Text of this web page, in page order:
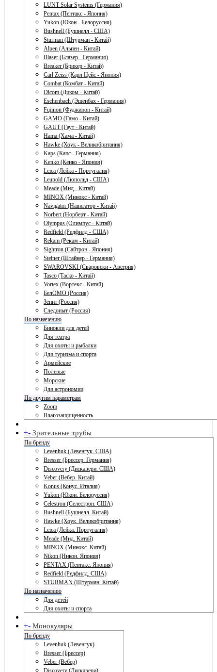
LUNT Solar Systems (Германия)
Pentax (Пентакс - Япония)
Yukon (Юкон - Белоруссия)
Bushnell (Бушнелл - США)
Sturman (Штурман - Китай)
Alpen (Альпен - Китай)
Blaser (Блазер - Германия)
Breaker (Брикер - Китай)
Carl Zeiss (Карл Цейс - Япония)
Combat (Комбат - Китай)
Dicom (Диком - Китай)
Eschenbach (Эшенбах - Германия)
Fujinon (Фуджинон - Китай)
GAMO (Гамо - Китай)
GAUT (Гаут - Китай)
Hama (Хама - Китай)
Hawke (Хоук - Великобритания)
Kaps (Капс - Германия)
Kenko (Кенко - Япония)
Leica (Лейка - Португалия)
Leupold (Люпольд - США)
Meade (Мид - Китай)
MINOX (Минокс - Китай)
Navigator (Навигатор - Китай)
Norbert (Норберт - Китай)
Olympus (Олимпус - Китай)
Redfield (Редфилд - США)
Rekam (Рекам - Китай)
Sightron (Сайтрон - Япония)
Steiner (Штайнер - Германия)
SWAROVSKI (Сваровски - Австрия)
Tasco (Таско - Китай)
Vortex (Вортекс - Китай)
БелОМО (Россия)
Зенит (Россия)
Следопыт (Россия)
По назначению
Бинокли для детей
Для театра
Для охоты и рыбалки
Для туризма и спорта
Армейские
Полевые
Морские
Для астрономии
По другим параметрам
Zoom
Влагозащищенность
+- Зрительные трубы
По бренду
Levenhuk (Левенгук. США)
Bresser (Брессер. Германия)
Discovery (Дискавери. США)
Veber (Вебер. Китай)
Konus (Конус. Италия)
Yukon (Юкон. Белоруссия)
Celestron (Селестрон. США)
Bushnell (Бушнелл. Китай)
Hawke (Хоук. Великобритания)
Leica (Лейка. Португалия)
Meade (Мид. Китай)
MINOX (Минокс. Китай)
Nikon (Никон. Япония)
PENTAX (Пентакс. Япония)
Redfield (Редфилд. США)
STURMAN (Штурман. Китай)
По назначению
Для детей
Для охоты и спорта
+- Монокуляры
По бренду
Levenhuk (Левенгук)
Bresser (Брессер)
Veber (Вебер)
Discovery (Дискавери)